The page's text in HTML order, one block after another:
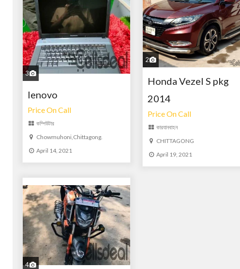
2
Honda Vezel S pkg
2014
Price On Call
কারযানবাহন
CHITTAGONG
April 19, 2021
3
lenovo
Price On Call
কম্পিউটার
Chowmuhoni,Chittagong.
April 14, 2021
4